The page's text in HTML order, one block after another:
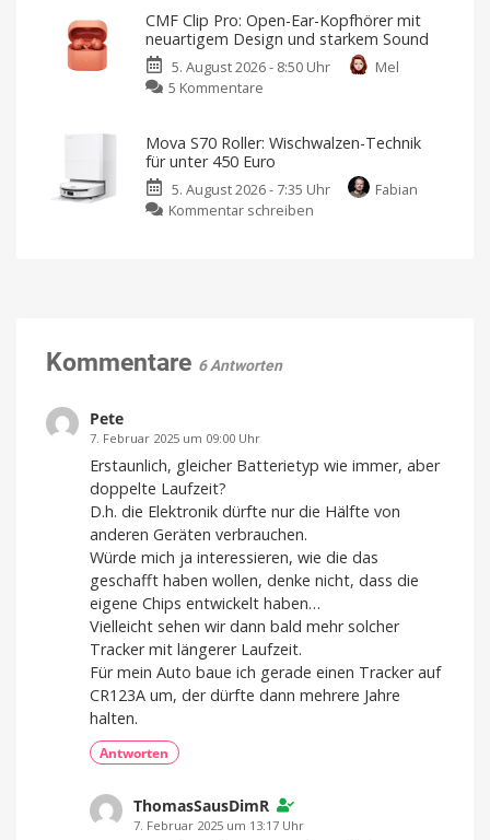
mit
Apple
Home
Markt
Preis
Verfügbarkeit
mit
Qi2.2,
Schnellladen
Kabel
angeschaut
Mit
mAh
CMF Clip Pro: Open-Ear-Kopfhörer mit
neuartigem Design und starkem Sound
5. August 2026 - 8:50 Uhr
Mel
5 Kommentare
Pro:
Open-
Ear-
Kopfhörer
Gespräche
dank
Mova S70 Roller: Wischwalzen-Technik
für unter 450 Euro
5. August 2026 - 7:35 Uhr
Fabian
Kommentar schreiben
Kommentare 6 Antworten
Pete
7. Februar 2025 um 09:00 Uhr
Erstaunlich, gleicher Batterietyp wie immer, aber
doppelte Laufzeit?
D.h. die Elektronik dürfte nur die Hälfte von
anderen Geräten verbrauchen.
Würde mich ja interessieren, wie die das
geschafft haben wollen, denke nicht, dass die
eigene Chips entwickelt haben…
Vielleicht sehen wir dann bald mehr solcher
Tracker mit längerer Laufzeit.
Für mein Auto baue ich gerade einen Tracker auf
CR123A um, der dürfte dann mehrere Jahre
halten.
Antworten
ThomasSausDimR
7. Februar 2025 um 13:17 Uhr